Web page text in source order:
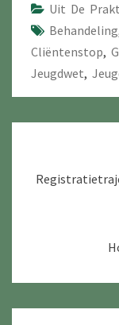
Uit De
Behandeling
Cliëntenstop,
Jeugdwet,
berichten